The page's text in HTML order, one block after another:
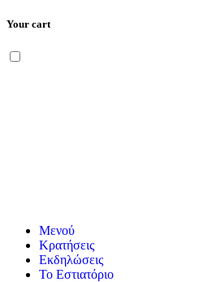
Your cart
Μετάβαση
Μενού
Κρατήσεις
Εκδηλώσεις
Το Εστιατόριο